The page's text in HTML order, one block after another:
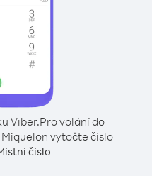
Viber.Pro volání do
vytočte číslo
číslo